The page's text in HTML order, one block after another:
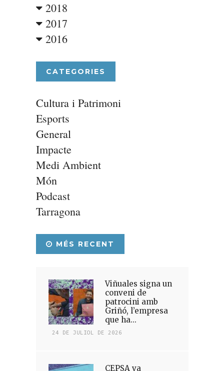
2018
2017
2016
CATEGORIES
Cultura i Patrimoni
Esports
General
Impacte
Medi Ambient
Món
Podcast
Tarragona
MÉS RECENT
Viñuales signa un
conveni de
patrocini amb
Griñó, l’empresa
que ha...
24 DE JULIOL DE 2026
CEPSA va